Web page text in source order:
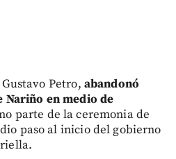
Petro, abandonó
Nariño en medio de
parte de la ceremonia de
paso al inicio del gobierno